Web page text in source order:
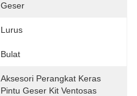
Geser
Lurus
Bulat
Aksesori Perangkat Keras
Pintu Geser Kit Ventosas